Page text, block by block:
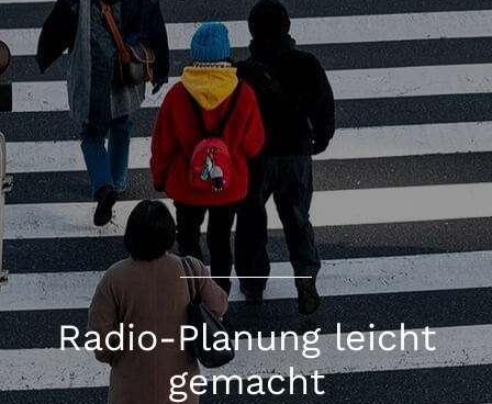
Radio-Planung leicht
gemacht